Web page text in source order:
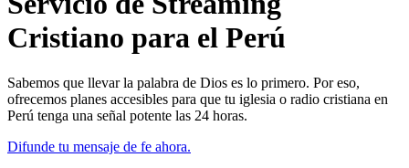
Cristiano para el Perú
Sabemos que llevar la palabra de Dios es lo primero. Por eso,
ofrecemos planes accesibles para que tu iglesia o radio cristiana en
Perú tenga una señal potente las 24 horas.
Difunde tu mensaje de fe ahora.